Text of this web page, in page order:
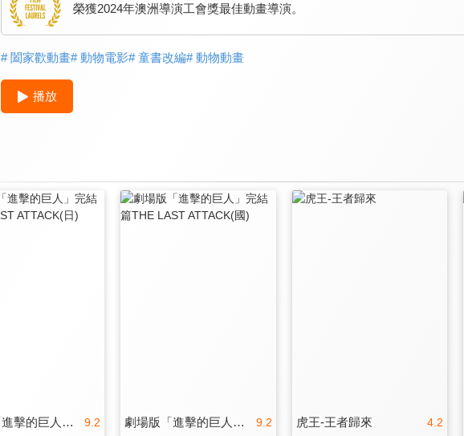
榮獲2024年澳洲導演工會獎最佳動畫導演。
# 闔家歡動畫# 動物電影# 童書改編# 動物動畫
播放
9.2
劇場版「進擊的巨人」完結篇THE LAST ATTACK(日) 9.2
劇場版「進擊的巨人」完結篇THE LAST ATTACK(國) 4.2
虎王-王者歸來